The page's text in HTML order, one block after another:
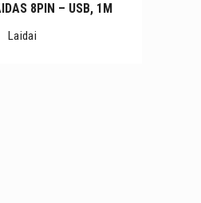
8PIN – USB, 1M
Laidai